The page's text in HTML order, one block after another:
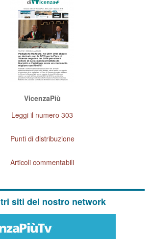
VicenzaPiù
Leggi il numero 303
Punti di distribuzione
Articoli commentabili
siti del nostro network